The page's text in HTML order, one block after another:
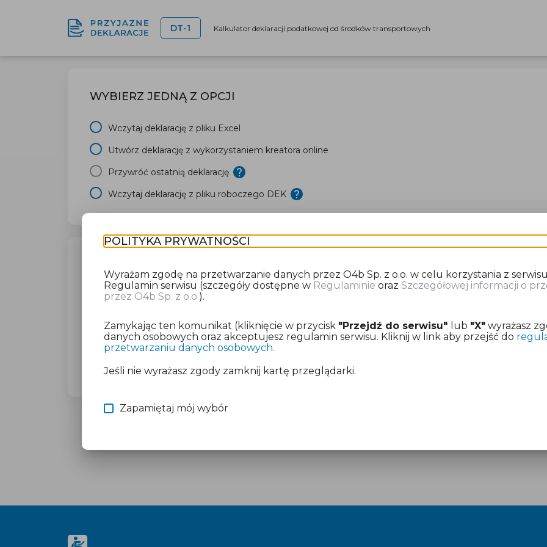
DT-1 Kalkulator deklaracji podatkowej od środków transportowych
WYBIERZ JEDNĄ Z OPCJI
Wczytaj deklarację z pliku Excel
Utwórz deklarację z wykorzystaniem kreatora online
Przywróć ostatnią deklarację
Wczytaj deklarację z pliku roboczego DEK
Dla wybranego miasta poprosimy Cię o dokonanie opłaty za przygotowanie deklaracji
Nie martw się o płatność, jeśli masz już aktywny dostęp.
Więcej informacji znajdziesz w dokumentach: Regulamin
POLITYKA PRYWATNOŚCI
Wyrażam zgodę na przetwarzanie danych przez O4b Sp. z o.o. w celu korzystania z
Regulamin serwisu (szczegóły dostępne w Regulaminie orazSzczegółowej informacji o
przez O4b Sp. z o.o.).
Zamykając ten komunikat (kliknięcie w przycisk "Przejdź do serwisu" lub "X" wyrażasz
danych osobowych oraz akceptujesz regulamin serwisu. Kliknij w link aby przejść do
przetwarzaniu danych osobowych.
Jeśli nie wyrażasz zgody zamknij kartę przeglądarki.
Zapamiętaj mój wybór